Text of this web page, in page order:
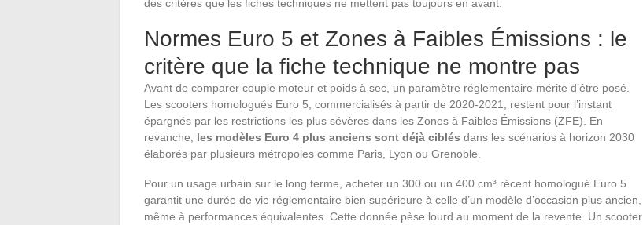
des critères que les fiches techniques ne mettent pas toujours en avant.
Normes Euro 5 et Zones à Faibles Émissions : le
critère que la fiche technique ne montre pas
Avant de comparer couple moteur et poids à sec, un paramètre réglementaire mérite d’être posé.
Les scooters homologués Euro 5, commercialisés à partir de 2020-2021, restent pour l’instant
épargnés par les restrictions les plus sévères dans les Zones à Faibles Émissions (ZFE). En
revanche, les modèles Euro 4 plus anciens sont déjà ciblés dans les scénarios à horizon 2030
élaborés par plusieurs métropoles comme Paris, Lyon ou Grenoble.
Pour un usage urbain sur le long terme, acheter un 300 ou un 400 cm³ récent homologué Euro 5
garantit une durée de vie réglementaire bien supérieure à celle d’un modèle d’occasion plus ancien,
même à performances équivalentes. Cette donnée pèse lourd au moment de la revente. Un scooter